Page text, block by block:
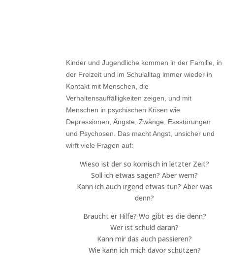
Kinder und Jugendliche kommen in der Familie, in
der Freizeit und im Schulalltag immer wieder in
Kontakt mit Menschen, die
Verhaltensauffälligkeiten zeigen, und mit
Menschen in psychischen Krisen wie
Depressionen, Ängste, Zwänge, Essstörungen
und Psychosen. Das macht Angst, unsicher und
wirft viele Fragen auf:
Wieso ist der so komisch in letzter Zeit?
Soll ich etwas sagen? Aber wem?
Kann ich auch irgend etwas tun? Aber was
denn?
Braucht er Hilfe? Wo gibt es die denn?
Wer ist schuld daran?
Kann mir das auch passieren?
Wie kann ich mich davor schützen?